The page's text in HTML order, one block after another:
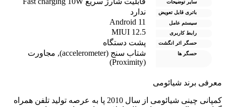
سایر توضیحات
باتری قابل تعویض ندارد
سیستم عامل Android 11
رابط کاربری MIUI 12.5
حسگر اثر انگشت پشت دستگاه
حسگر ها شتاب سنج (accelerometer) ,مجاورت
برند شیائومی
کمپانی چینی شیائومی از سال 2010 پا به عرصه تولید تلفن همراه